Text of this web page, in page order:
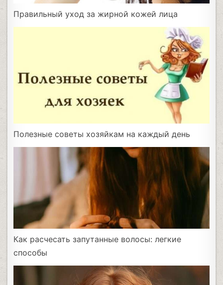
Правильный уход за жирной кожей лица
Полезные советы хозяйкам на каждый день
Как расчесать запутанные волосы: легкие
способы